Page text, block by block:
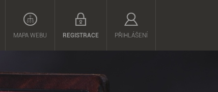
MAPA WEBU REGISTRACE PŘIHLÁŠENÍ